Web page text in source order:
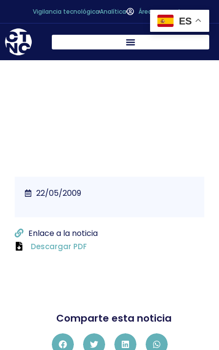
Vigilancia tecnológicaAnalítica Área personal
22/05/2009
Enlace a la noticia
Descargar PDF
Comparte esta noticia
ES